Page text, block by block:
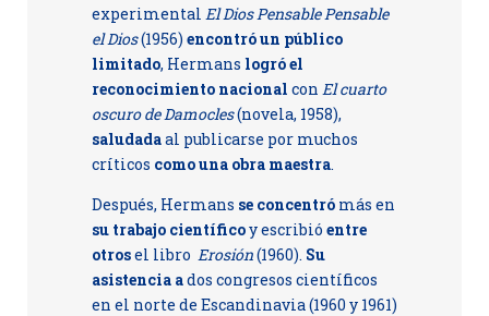
experimental El Dios Pensable Pensable
el Dios(1956) encontró un público
limitado, Hermans logró el
reconocimiento nacional con El cuarto
oscuro de Damocles(novela, 1958),
saludadaal publicarse por muchos
críticos como una obra maestra.
Después, Hermans se concentró más en
su trabajo científicoy escribió entre
otrosel libro Erosión(1960). Su
asistencia ados congresos científicos
en el norte de Escandinavia (1960 y 1961)